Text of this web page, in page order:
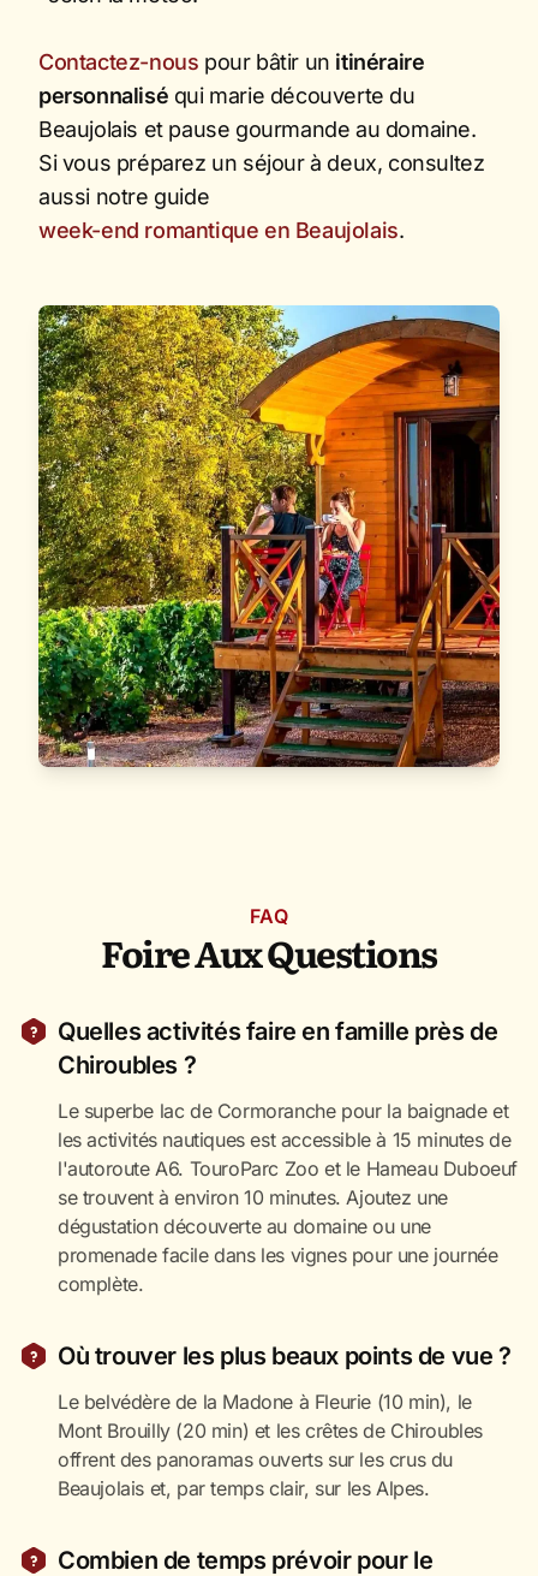
Contactez-nous pour bâtir un itinéraire
personnalisé qui marie découverte du
Beaujolais et pause gourmande au domaine.
Si vous préparez un séjour à deux, consultez
aussi notre guide
week-end romantique en Beaujolais.
FAQ
Foire Aux Questions
Quelles activités faire en famille près de
Chiroubles ?
Le superbe lac de Cormoranche pour la baignade et
les activités nautiques est accessible à 15 minutes de
l'autoroute A6. TouroParc Zoo et le Hameau Duboeuf
se trouvent à environ 10 minutes. Ajoutez une
dégustation découverte au domaine ou une
promenade facile dans les vignes pour une journée
complète.
Où trouver les plus beaux points de vue ?
Le belvédère de la Madone à Fleurie (10 min), le
Mont Brouilly (20 min) et les crêtes de Chiroubles
offrent des panoramas ouverts sur les crus du
Beaujolais et, par temps clair, sur les Alpes.
Combien de temps prévoir pour le